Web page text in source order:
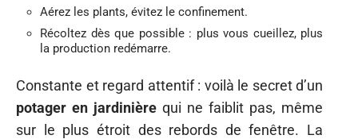
Aérez les plants, évitez le confinement.
Récoltez dès que possible : plus vous cueillez, plus
la production redémarre.
Constante et regard attentif : voilà le secret d’un
potager en jardinière qui ne faiblit pas, même
sur le plus étroit des rebords de fenêtre. La